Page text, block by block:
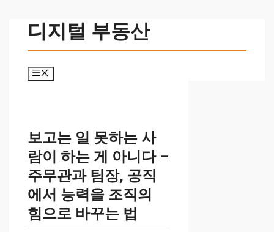
디지털 부동산
메
보고는 일 못하는 사
람이 하는 게 아니다 –
주무관과 팀장, 공직
에서 능력을 조직의
힘으로 바꾸는 법